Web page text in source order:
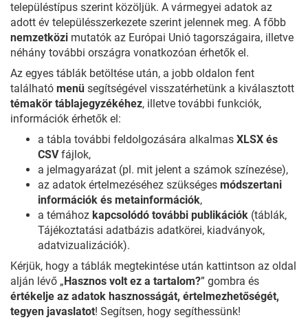
településtípus szerint közöljük. A vármegyei adatok az
adott év településszerkezete szerint jelennek meg. A főbb
nemzetközi mutatók az Európai Unió tagországaira, illetve
néhány további országra vonatkozóan érhetők el.
Az egyes táblák betöltése után, a jobb oldalon fent
található menü segítségével visszatérhetünk a kiválasztott
témakör táblajegyzékéhez, illetve további funkciók,
információk érhetők el:
a tábla további feldolgozására alkalmas XLSX és
CSVfájlok,
a jelmagyarázat (pl. mit jelent a számok színezése),
az adatok értelmezéséhez szükséges módszertani
információk és metainformációk,
a témához kapcsolódó további publikációk (táblák,
Tájékoztatási adatbázis adatkörei, kiadványok,
adatvizualizációk).
Kérjük, hogy a táblák megtekintése után kattintson az oldal
alján lévő „Hasznos volt ez a tartalom?” gombra és
értékelje az adatok hasznosságát, értelmezhetőségét,
tegyen javaslatot! Segítsen, hogy segíthessünk!